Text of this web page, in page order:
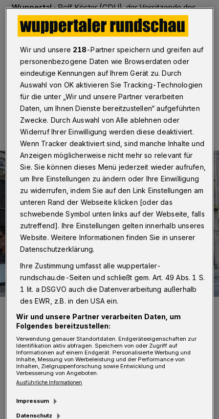
Wuppertal·Rolf Köster (CDU), der Vorsitzende des
Kulturausschusses, schlägt mit Blick auf die Diskussion
über die künftige Nutzung des Kaufhof-Gebäudes am
Elberfelder Neumarkt vor, die 20 leeren Schaufenster
Künstlerinnen und Künstlern, Galeristinnen und
Galeristen sowie der freien Szene aus Wuppertal
mietfrei auf Zeit zu überlassen.
18.06.2024 , 08:00 Uhr Eine Minute Lesezeit
Die Fenster im August 2023, als der Betrieb noch lief.
Foto: Christoph Petersen
„Wer den Blick auf den Neumarkt wirft, starrt
Wir und unsere 218-Partner speichern und greifen auf
personenbezogene Daten wie Browserdaten oder
eindeutige Kennungen auf Ihrem Gerät zu. Durch
Auswahl von OK aktivieren Sie Tracking-Technologien
für die unter „Wir und unsere Partner verarbeiten
Daten, um Ihnen Dienste bereitzustellen“ aufgeführten
Zwecke. Durch Auswahl von Alle ablehnen oder
Widerruf Ihrer Einwilligung werden diese deaktiviert.
Wenn Tracker deaktiviert sind, sind manche Inhalte und
Anzeigen möglicherweise nicht mehr so relevant für
Sie. Sie können dieses Menü jederzeit wieder aufrufen,
um Ihre Einstellungen zu ändern oder Ihre Einwilligung
zu widerrufen, indem Sie auf den Link Einstellungen am
unteren Rand der Webseite klicken [oder das
schwebende Symbol unten links auf der Webseite, falls
zutreffend]. Ihre Einstellungen gelten innerhalb unseres
Website. Weitere Informationen finden Sie in unserer
Datenschutzerklärung.
Ihre Zustimmung umfasst alle wuppertaler-
rundschau.de-Seiten und schließt gem. Art. 49 Abs. 1 S.
1 lit. a DSGVO auch die Datenverarbeitung außerhalb
des EWR, z.B. in den USA ein.
Wir und unsere Partner verarbeiten Daten, um
Folgendes bereitzustellen:
Verwendung genauer Standortdaten. Endgeräteeigenschaften zur
Identifikation aktiv abfragen. Speichern von oder Zugriff auf
Informationen auf einem Endgerät. Personalisierte Werbung und
Inhalte, Messung von Werbeleistung und der Performance von
Inhalten, Zielgruppenforschung sowie Entwicklung und
Verbesserung von Angeboten.
Ausführliche Informationen
Impressum
Datenschutz